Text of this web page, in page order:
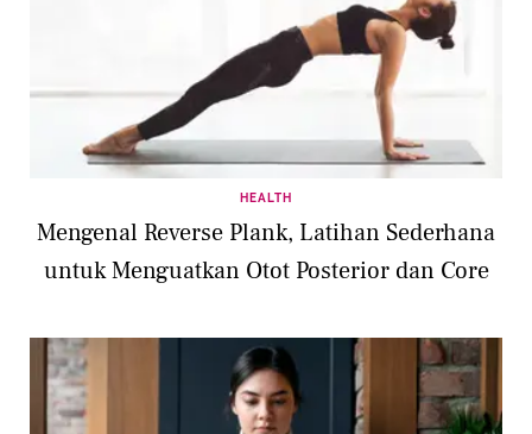
HEALTH
Mengenal Reverse Plank, Latihan Sederhana
untuk Menguatkan Otot Posterior dan Core